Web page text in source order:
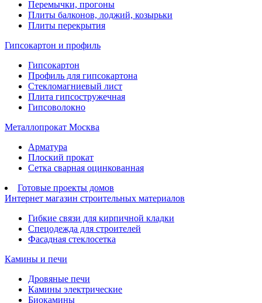
Перемычки, прогоны
Плиты балконов, лоджий, козырьки
Плиты перекрытия
Гипсокартон и профиль
Гипсокартон
Профиль для гипсокартона
Стекломагниевый лист
Плита гипсостружечная
Гипсоволокно
Металлопрокат Москва
Арматура
Плоский прокат
Сетка сварная оцинкованная
Готовые проекты домов
Интернет магазин строительных материалов
Гибкие связи для кирпичной кладки
Спецодежда для строителей
Фасадная стеклосетка
Камины и печи
Дровяные печи
Камины электрические
Биокамины